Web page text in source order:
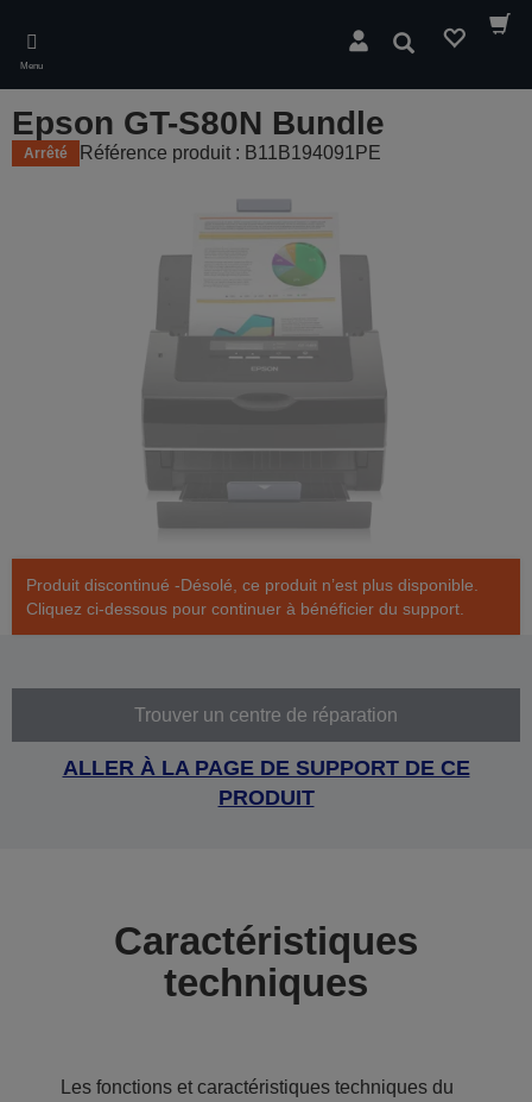
main
content
Menu
Rechercher
Epson GT-S80N Bundle
Arrêté Référence produit : B11B194091PE
Produit discontinué -Désolé, ce produit n’est plus disponible.
Cliquez ci-dessous pour continuer à bénéficier du support.
Trouver un centre de réparation
ALLER À LA PAGE DE SUPPORT DE CE
PRODUIT
Caractéristiques
techniques
Les fonctions et caractéristiques techniques du